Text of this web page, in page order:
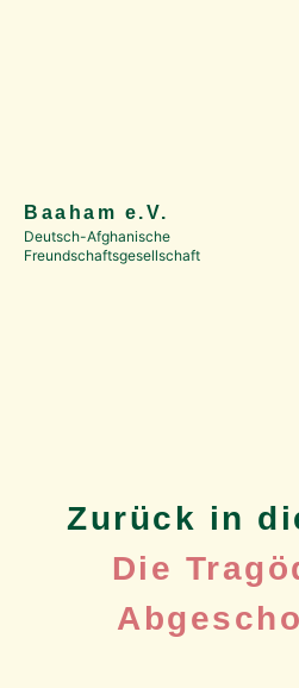
Baaham e.V.
Deutsch-Afghanische
Freundschaftsgesellschaft
Zurück in
Die